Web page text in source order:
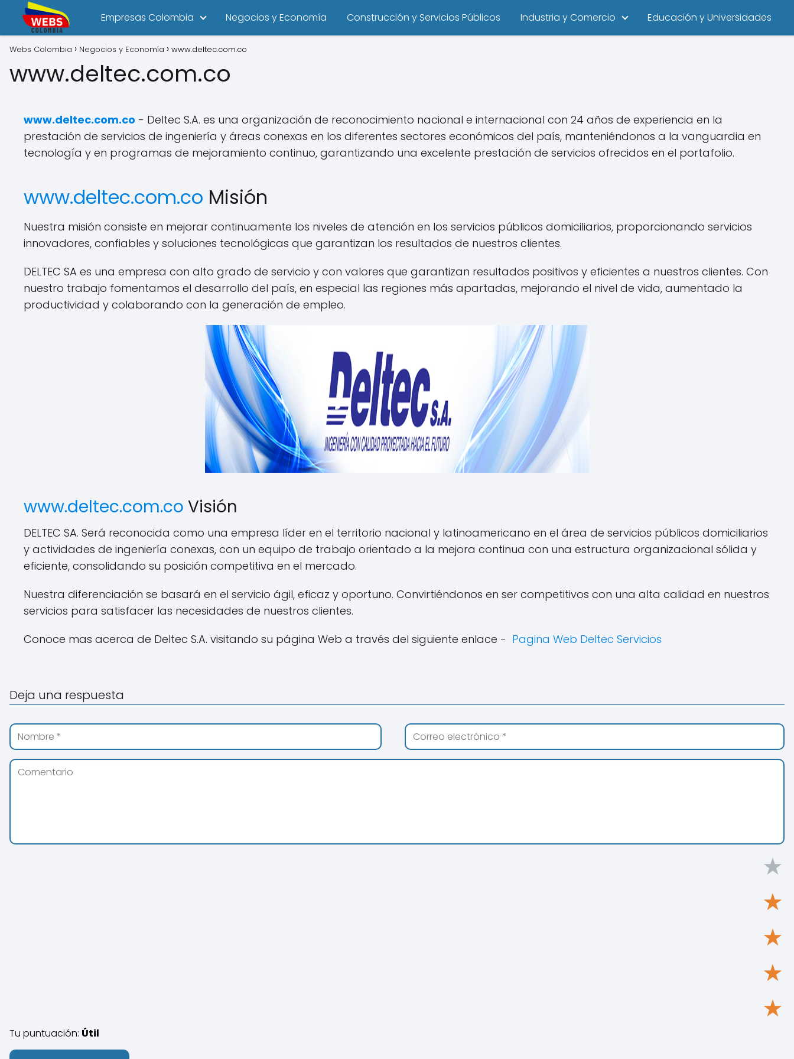
Empresas Colombia Negocios y Economía Construcción y Servicios Públicos Industria y Comercio Educación y Universidades
Webs Colombia Negocios y Economía www.deltec.com.co
www.deltec.com.co
www.deltec.com.co - Deltec S.A. es una organización de reconocimiento nacional e internacional con 24 años de experiencia en la
prestación de servicios de ingeniería y áreas conexas en los diferentes sectores económicos del país, manteniéndonos a la vanguardia en
tecnología y en programas de mejoramiento continuo, garantizando una excelente prestación de servicios ofrecidos en el portafolio.
www.deltec.com.co Misión
Nuestra misión consiste en mejorar continuamente los niveles de atención en los servicios públicos domiciliarios, proporcionando servicios
innovadores, confiables y soluciones tecnológicas que garantizan los resultados de nuestros clientes.
DELTEC SA es una empresa con alto grado de servicio y con valores que garantizan resultados positivos y eficientes a nuestros clientes. Con
nuestro trabajo fomentamos el desarrollo del país, en especial las regiones más apartadas, mejorando el nivel de vida, aumentado la
productividad y colaborando con la generación de empleo.
www.deltec.com.co Visión
DELTEC SA. Será reconocida como una empresa líder en el territorio nacional y latinoamericano en el área de servicios públicos domiciliarios
y actividades de ingeniería conexas, con un equipo de trabajo orientado a la mejora continua con una estructura organizacional sólida y
eficiente, consolidando su posición competitiva en el mercado.
Nuestra diferenciación se basará en el servicio ágil, eficaz y oportuno. Convirtiéndonos en ser competitivos con una alta calidad en nuestros
servicios para satisfacer las necesidades de nuestros clientes.
Conoce mas acerca de Deltec S.A. visitando su página Web a través del siguiente enlace - Pagina Web Deltec Servicios
Deja una respuesta
★
★
★
★
★
Tu puntuación: Útil